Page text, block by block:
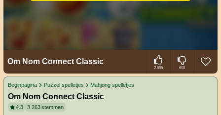
Om Nom Connect Classic
2.655 608
Beginpagina Puzzel spelletjes Mahjong spelletjes
Om Nom Connect Classic
4.3 3.263stemmen